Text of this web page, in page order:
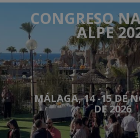
MÁLAGA, 14 -15 DE
DE 2026
CONGRESO
ALPE